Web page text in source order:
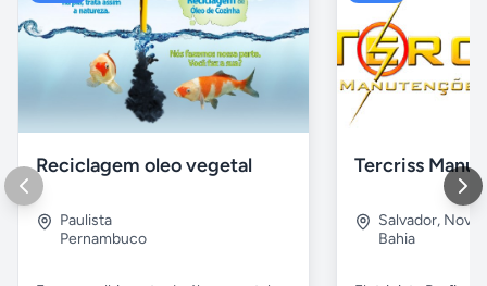
Reciclagem oleo vegetal
Paulista
Pernambuco
Salvador, Nova
Bahia